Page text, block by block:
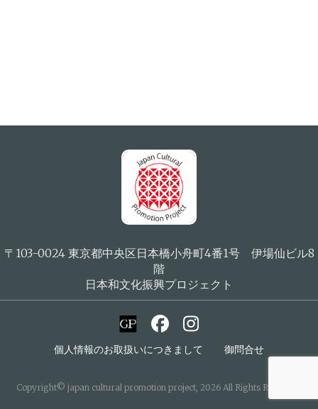
〒103-0024 東京都中央区日本橋小舟町4番1号 伊場仙ビル8
階
日本和文化振興プロジェクト
個人情報のお取扱いにつきまして 御問合せ
Copyright© japan cultural promotion project, 2026 All Rights Reserved.